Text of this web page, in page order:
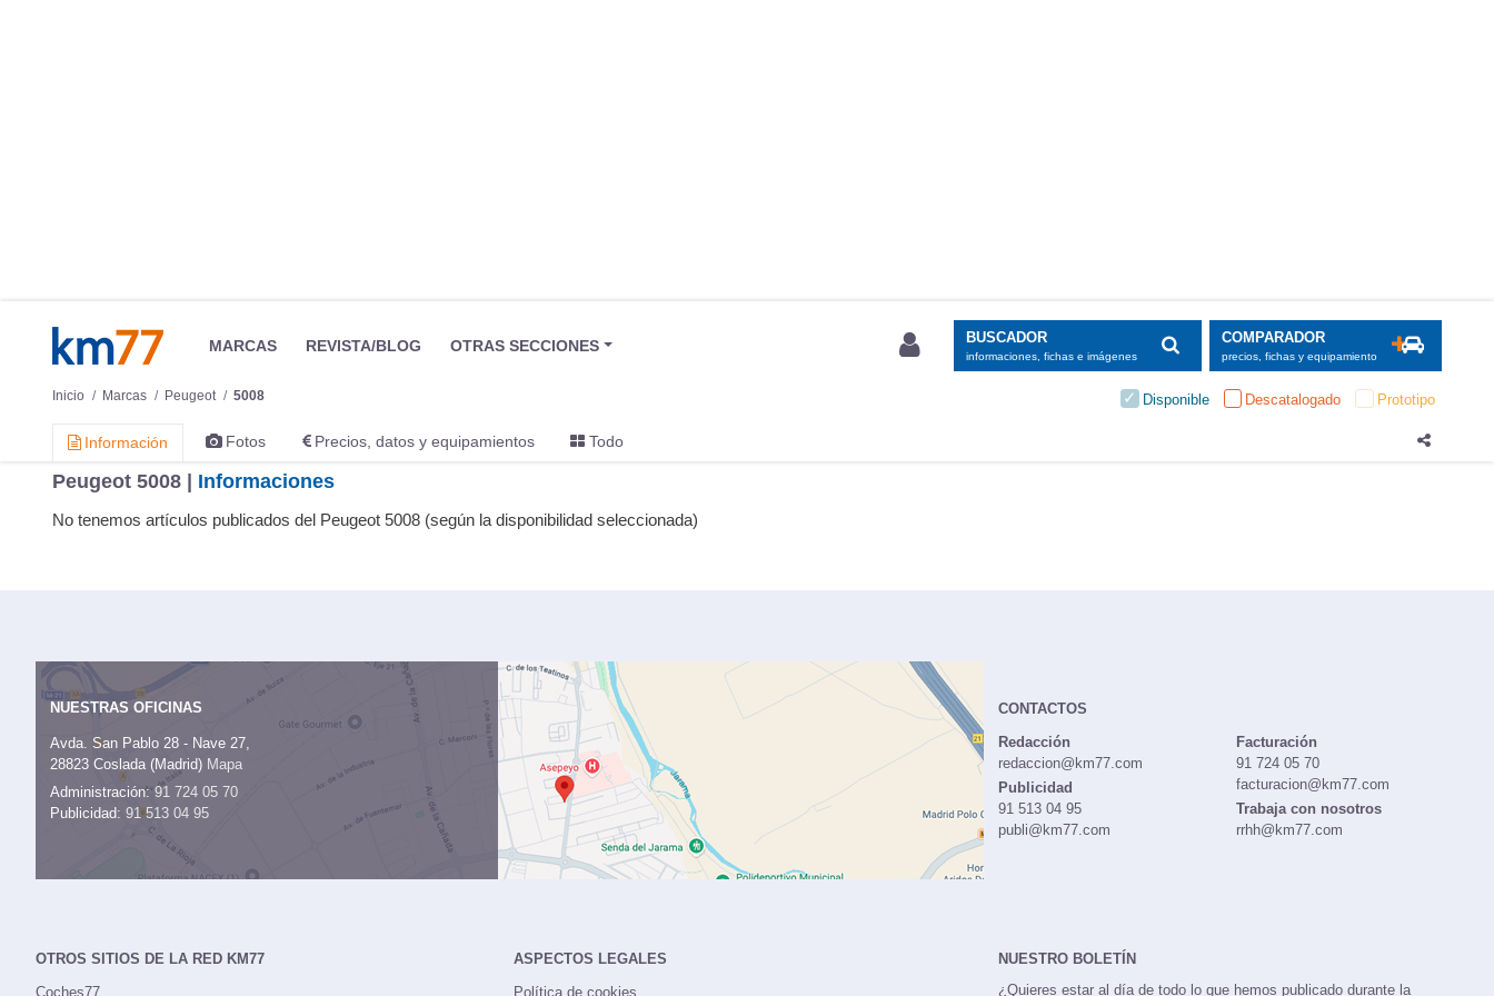
MARCAS REVISTA/BLOG OTRAS SECCIONES BUSCADOR
informaciones, fichas e imágenes
COMPARADOR
precios, fichas y equipamiento
Inicio Marcas Peugeot 5008 Disponible Descatalogado Prototipo
Información Fotos Precios, datos y equipamientos Todo
Peugeot 5008 | Informaciones
No tenemos artículos publicados del Peugeot 5008 (según la disponibilidad seleccionada)
NUESTRAS OFICINAS
Avda. San Pablo 28 - Nave 27,
28823 Coslada (Madrid) Mapa
Administración:91 724 05 70
Publicidad: 91 513 04 95
CONTACTOS
Redacción
redaccion@km77.com
Publicidad
91 513 04 95
publi@km77.com
Facturación
91 724 05 70
facturacion@km77.com
Trabaja con nosotros
rrhh@km77.com
OTROS SITIOS DE LA RED KM77
Coches77
ASPECTOS LEGALES
Política de cookies
NUESTRO BOLETÍN
¿Quieres estar al día de todo lo que hemos publicado durante la